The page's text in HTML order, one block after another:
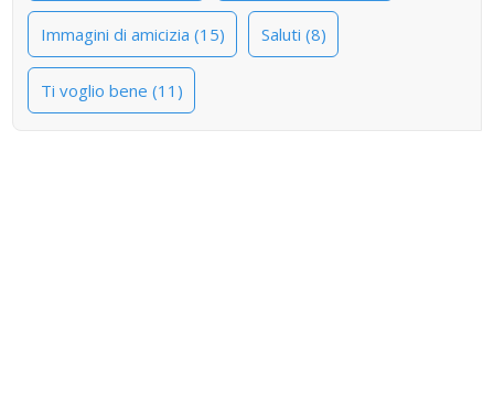
Immagini di amicizia (15) Saluti (8)
Ti voglio bene (11)